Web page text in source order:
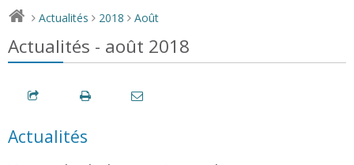
> Actualités > 2018 > Août
Actualités - août 2018
Actualités